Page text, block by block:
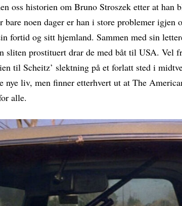
oss historien om Bruno Stroszek etter at han
bare noen dager er han i store problemer igjen
fortid og sitt hjemland. Sammen med sin
sliten prostituert drar de med båt til USA. Vel
til Scheitz’ slektning på et forlatt sted i
nye liv, men finner etterhvert ut at The
alle.